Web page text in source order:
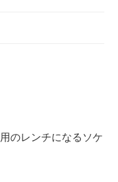
のレンチになるソケ